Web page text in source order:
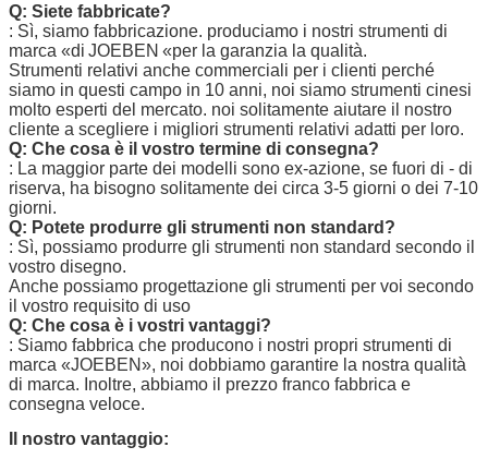
Q: Siete fabbricate?
: Sì, siamo fabbricazione. produciamo i nostri strumenti di
marca «di JOEBEN «per la garanzia la qualità.
Strumenti relativi anche commerciali per i clienti perché
siamo in questi campo in 10 anni, noi siamo strumenti cinesi
molto esperti del mercato. noi solitamente aiutare il nostro
cliente a scegliere i migliori strumenti relativi adatti per loro.
Q: Che cosa è il vostro termine di consegna?
: La maggior parte dei modelli sono ex-azione, se fuori di - di
riserva, ha bisogno solitamente dei circa 3-5 giorni o dei 7-10
giorni.
Q: Potete produrre gli strumenti non standard?
: Sì, possiamo produrre gli strumenti non standard secondo il
vostro disegno.
Anche possiamo progettazione gli strumenti per voi secondo
il vostro requisito di uso
Q: Che cosa è i vostri vantaggi?
: Siamo fabbrica che producono i nostri propri strumenti di
marca «JOEBEN», noi dobbiamo garantire la nostra qualità
di marca. Inoltre, abbiamo il prezzo franco fabbrica e
consegna veloce.
Il nostro vantaggio: